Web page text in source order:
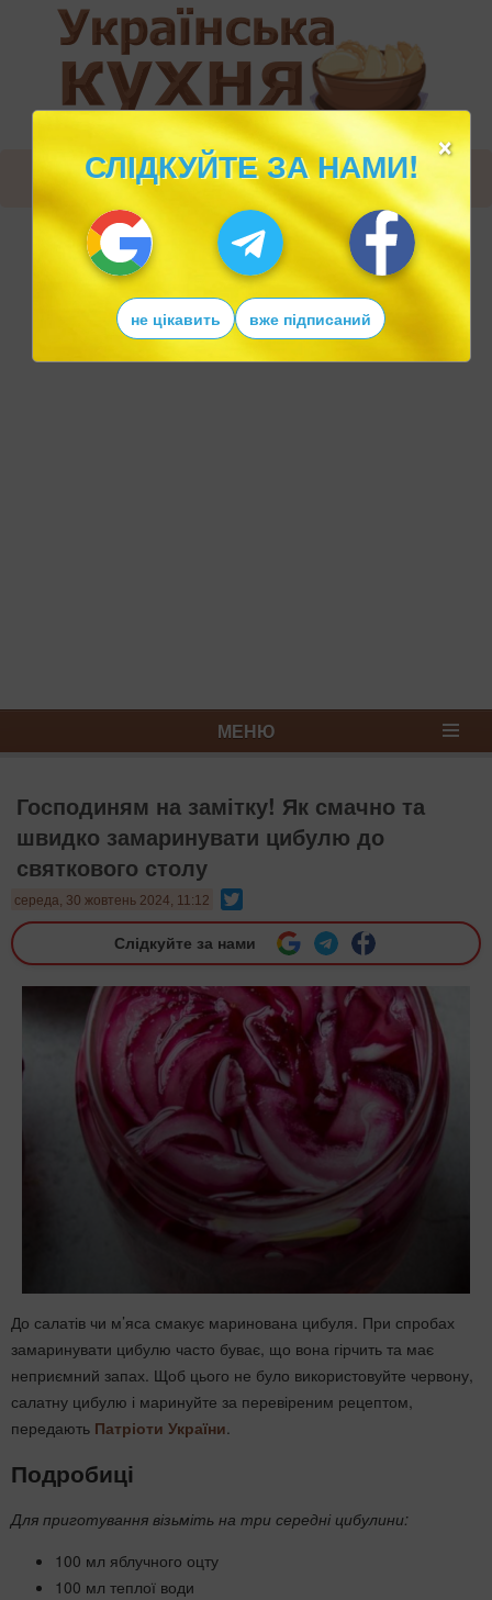
МЕНЮ
Господиням на замітку! Як смачно та
швидко замаринувати цибулю до
святкового столу
середа, 30 жовтень 2024, 11:12
Слідкуйте за нами
До салатів чи м’яса смакує маринована цибуля. При спробах
замаринувати цибулю часто буває, що вона гірчить та має
неприємний запах. Щоб цього не було використовуйте червону,
салатну цибулю і маринуйте за перевіреним рецептом,
передають Патріоти України
Подробиці
Для приготування візьміть на три середні цибулини:
100 мл яблучного оцту
100 мл теплої води
×
СЛІДКУЙТЕ ЗА НАМИ!
не цікавить вже підписаний